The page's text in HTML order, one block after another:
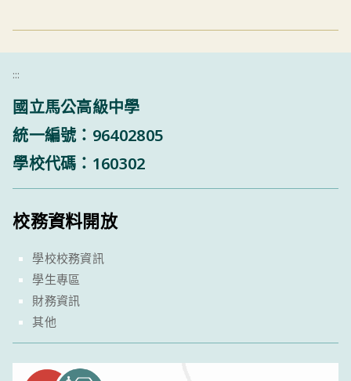
:::
國立馬公高級中學
統一編號：96402805
學校代碼：160302
校務資料開放
學校校務資訊
學生專區
財務資訊
其他